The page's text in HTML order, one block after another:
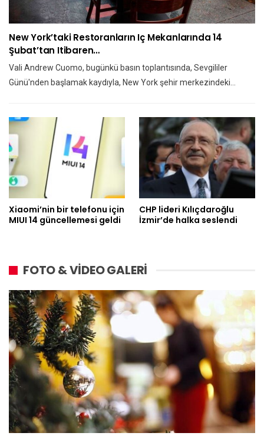
New York’taki Restoranların Iç Mekanlarında 14
Şubat’tan Itibaren…
Vali Andrew Cuomo, bugünkü basın toplantısında, Sevgililer
Günü'nden başlamak kaydıyla, New York şehir merkezindeki…
Xiaomi’nin bir telefonu için
MIUI 14 güncellemesi geldi
CHP lideri Kılıçdaroğlu
İzmir’de halka seslendi
FOTO & VİDEO GALERİ